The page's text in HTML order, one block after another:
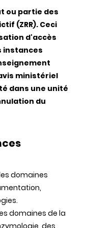
ou partie des
(ZRR). Ceci
d'accès
instances
ministériel
dans une unité
du
domaines
domaines de la